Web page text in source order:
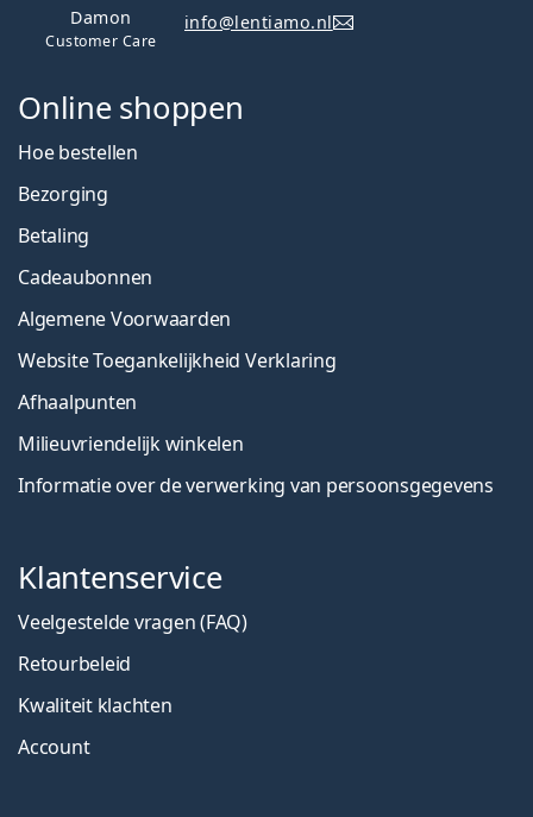
Damon
Customer Care
info@lentiamo.nl
Online shoppen
Hoe bestellen
Bezorging
Betaling
Cadeaubonnen
Algemene Voorwaarden
Website Toegankelijkheid Verklaring
Afhaalpunten
Milieuvriendelijk winkelen
Informatie over de verwerking van persoonsgegevens
Klantenservice
Veelgestelde vragen (FAQ)
Retourbeleid
Kwaliteit klachten
Account